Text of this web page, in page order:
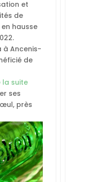
et
de
hausse
à Ancenis-
de
la suite
ses
près